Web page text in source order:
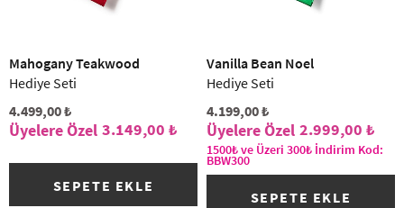
Mahogany Teakwood
Hediye Seti
4.499,00 ₺
3.149,00 ₺
SEPETE EKLE
Vanilla Bean Noel
Hediye Seti
4.199,00 ₺
2.999,00 ₺
1500₺ ve Üzeri 300₺ İndirim Kod:
BBW300
SEPETE EKLE